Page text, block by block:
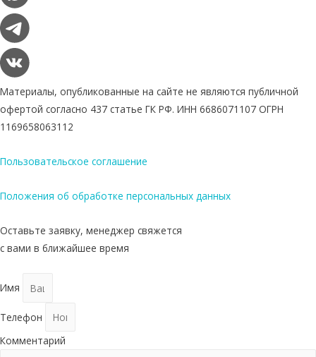
Материалы, опубликованные на сайте не являются публичной
офертой согласно 437 статье ГК РФ. ИНН 6686071107 ОГРН
1169658063112
Пользовательское соглашение
Положения об обработке персональных данных
Оставьте заявку, менеджер свяжется
с вами в ближайшее время
Имя
Телефон
Комментарий